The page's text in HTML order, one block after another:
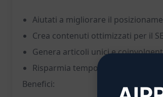
Aiutati a migliorare il
Crea contenuti ottimizzati per il
Genera articoli unici e
Risparmia tempo nella creazione
Benefici: